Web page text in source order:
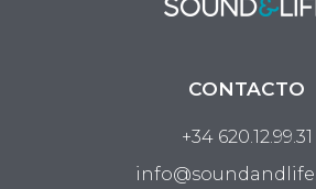
página
producto
CONTACTO
+34 620.12.99.31